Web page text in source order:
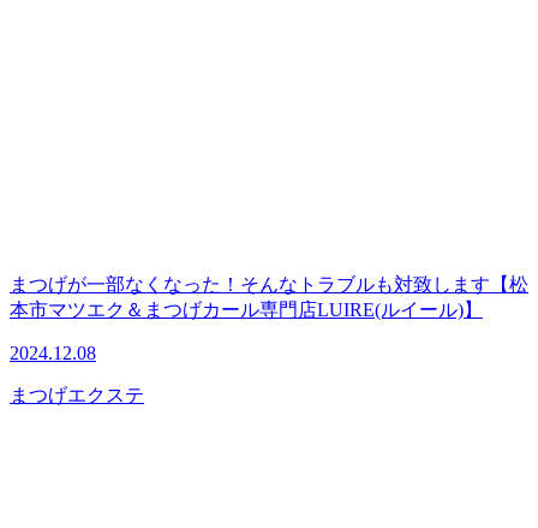
まつげが一部なくなった！そんなトラブルも対致します【松
本市マツエク＆まつげカール専門店LUIRE(ルイール)】
2024.12.08
まつげエクステ